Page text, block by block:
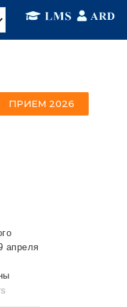
ПРИЕМ 2026
апреля